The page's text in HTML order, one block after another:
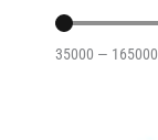
35000 — 165000